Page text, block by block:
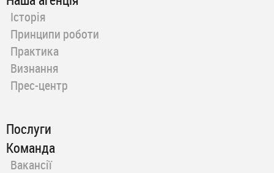
Історія
Принципи роботи
Практика
Визнання
Прес-центр
Послуги
Команда
Вакансії